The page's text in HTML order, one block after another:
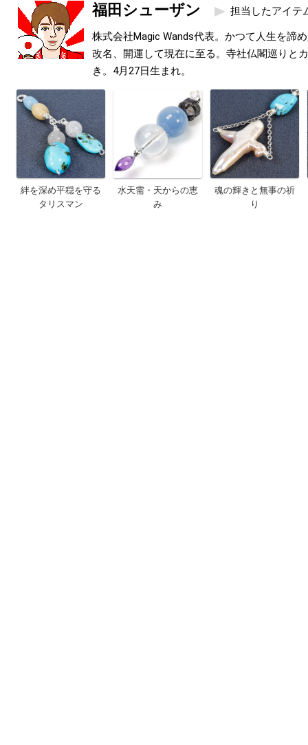
福田シューザン 担当したアイテ
株式会社Magic Wands代表。かつて人生を諦
改名、開運して現在に至る。寺社仏閣巡りと
き。4月27日生まれ。
絆を深め平穏を守る
タリスマン
水天需・天からの恵
み
魂の輝きと無事の祈
り